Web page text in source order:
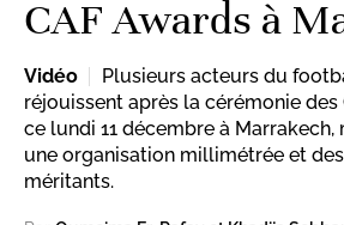
CAF Awards à
Vidéo
Plusieurs acteurs du
réjouissent après la cérémonie des
ce lundi 11 décembre à
une organisation millimétrée et
méritants.